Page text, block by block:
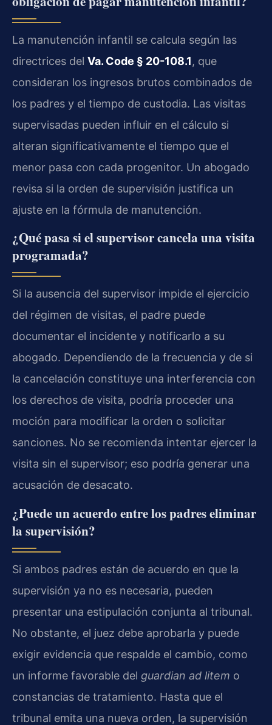
La manutención infantil se calcula según las
directrices del Va. Code § 20-108.1, que
consideran los ingresos brutos combinados de
los padres y el tiempo de custodia. Las visitas
supervisadas pueden influir en el cálculo si
alteran significativamente el tiempo que el
menor pasa con cada progenitor. Un abogado
revisa si la orden de supervisión justifica un
ajuste en la fórmula de manutención.
¿Qué pasa si el supervisor cancela una visita
programada?
Si la ausencia del supervisor impide el ejercicio
del régimen de visitas, el padre puede
documentar el incidente y notificarlo a su
abogado. Dependiendo de la frecuencia y de si
la cancelación constituye una interferencia con
los derechos de visita, podría proceder una
moción para modificar la orden o solicitar
sanciones. No se recomienda intentar ejercer la
visita sin el supervisor; eso podría generar una
acusación de desacato.
¿Puede un acuerdo entre los padres eliminar
la supervisión?
Si ambos padres están de acuerdo en que la
supervisión ya no es necesaria, pueden
presentar una estipulación conjunta al tribunal.
No obstante, el juez debe aprobarla y puede
exigir evidencia que respalde el cambio, como
un informe favorable del guardian ad litem o
constancias de tratamiento. Hasta que el
tribunal emita una nueva orden, la supervisión